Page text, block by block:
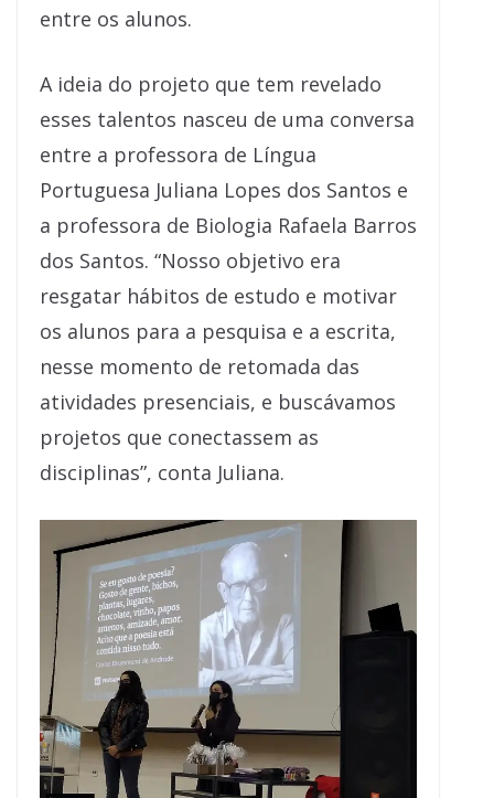
entre os alunos.
A ideia do projeto que tem revelado
esses talentos nasceu de uma conversa
entre a professora de Língua
Portuguesa Juliana Lopes dos Santos e
a professora de Biologia Rafaela Barros
dos Santos. “Nosso objetivo era
resgatar hábitos de estudo e motivar
os alunos para a pesquisa e a escrita,
nesse momento de retomada das
atividades presenciais, e buscávamos
projetos que conectassem as
disciplinas”, conta Juliana.